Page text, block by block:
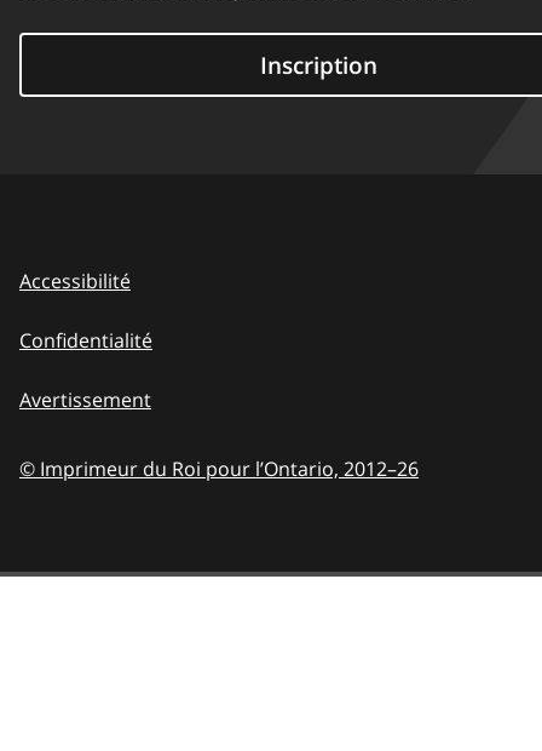
Inscription
Accessibilité
Confidentialité
Avertissement
© Imprimeur du Roi pour l’Ontario, 2012–26